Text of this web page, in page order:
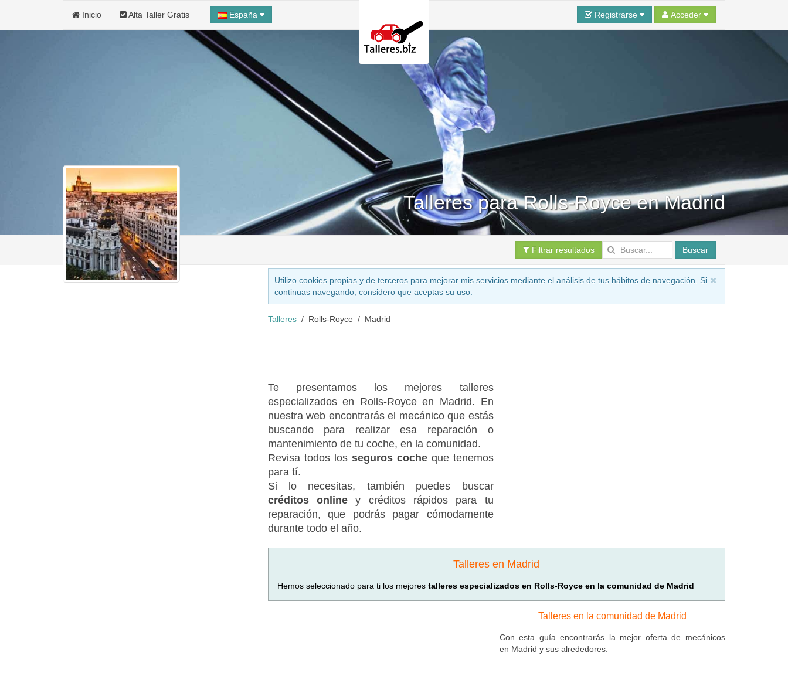
Inicio Alta Taller Gratis España Registrarse Acceder
Talleres para Rolls-Royce en Madrid
Filtrar resultados Buscar
Utilizo cookies propias y de terceros para mejorar mis servicios mediante el análisis de tus hábitos de navegación. Si
continuas navegando, considero que aceptas su uso.
Talleres Rolls-Royce Madrid
Te presentamos los mejores talleres
especializados en Rolls-Royce en Madrid. En
nuestra web encontrarás el mecánico que estás
buscando para realizar esa reparación o
mantenimiento de tu coche, en la comunidad.
Revisa todos los seguros cocheque tenemos
para tí.
Si lo necesitas, también puedes buscar
créditos onliney créditos rápidos para tu
reparación, que podrás pagar cómodamente
durante todo el año.
Talleres en Madrid
Hemos seleccionado para ti los mejores talleres especializados en Rolls-Royce en la comunidad de Madrid
Talleres en la comunidad de Madrid
Con esta guía encontrarás la mejor oferta de mecánicos
en Madrid y sus alrededores.